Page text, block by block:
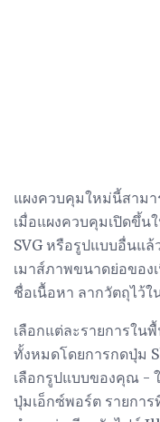
แผงควบคุมใหม่นี้สาม
เมื่อแผงควบคุมเปิดขึ้น
SVG หรือรูปแบบอื่นแ
เมาส์ภาพขนาดย่อของ
ชื่อเนื้อหา ลากวัตถุไว้
เลือกแต่ละรายการใน
ทั้งหมดโดยการกดปุ่ม
เลือกรูปแบบของคุณ -
ปุ่มเอ็กซ์พอร์ต รายการ